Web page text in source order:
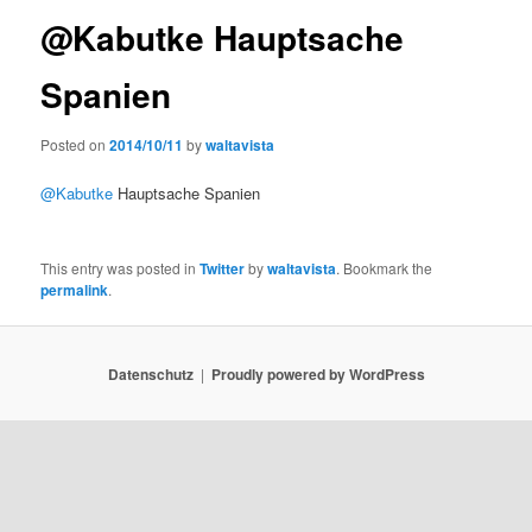
@Kabutke Hauptsache
Spanien
Posted on2014/10/11 bywaltavista
@Kabutke Hauptsache Spanien
This entry was posted inTwitterbywaltavista. Bookmark the
permalink.
Datenschutz Proudly powered by WordPress